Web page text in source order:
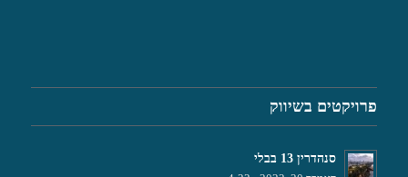
פרויקטים בשיווק
סנהדרין 13 בבלי